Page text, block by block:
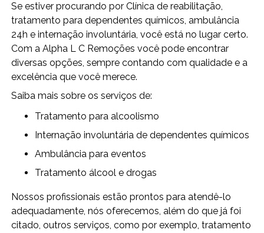
Se estiver procurando por Clínica de reabilitação,
tratamento para dependentes químicos, ambulância
24h e internação involuntária, você está no lugar certo.
Com a Alpha L C Remoções você pode encontrar
diversas opções, sempre contando com qualidade e a
excelência que você merece.
Saiba mais sobre os serviços de:
tratamento para alcoolismo
internação involuntária de dependentes químicos
ambulância para eventos
tratamento álcool e drogas
Nossos profissionais estão prontos para atendê-lo
adequadamente, nós oferecemos, além do que já foi
citado, outros serviços, como por exemplo, tratamento